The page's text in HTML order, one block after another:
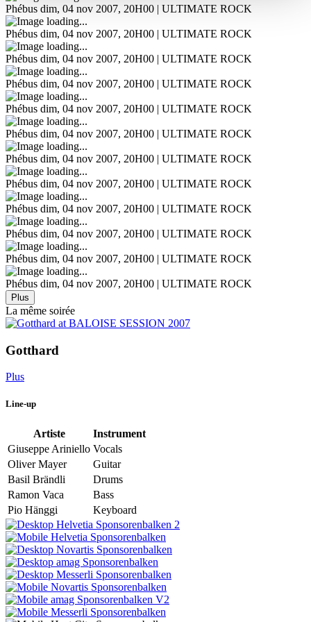
Phébus dim, 04 nov 2007, 20H00 | ULTIMATE ROCK
Phébus dim, 04 nov 2007, 20H00 | ULTIMATE ROCK
Phébus dim, 04 nov 2007, 20H00 | ULTIMATE ROCK
Phébus dim, 04 nov 2007, 20H00 | ULTIMATE ROCK
Phébus dim, 04 nov 2007, 20H00 | ULTIMATE ROCK
Phébus dim, 04 nov 2007, 20H00 | ULTIMATE ROCK
Phébus dim, 04 nov 2007, 20H00 | ULTIMATE ROCK
Phébus dim, 04 nov 2007, 20H00 | ULTIMATE ROCK
Phébus dim, 04 nov 2007, 20H00 | ULTIMATE ROCK
Phébus dim, 04 nov 2007, 20H00 | ULTIMATE ROCK
Phébus dim, 04 nov 2007, 20H00 | ULTIMATE ROCK
Phébus dim, 04 nov 2007, 20H00 | ULTIMATE ROCK
Plus
La même soirée
Gotthard
Plus
Line-up
Artiste
Instrument
Giuseppe Ariniello Vocals
Oliver Mayer
Guitar
Basil Brändli
Drums
Ramon Vaca
Bass
Pio Hänggi
Keyboard